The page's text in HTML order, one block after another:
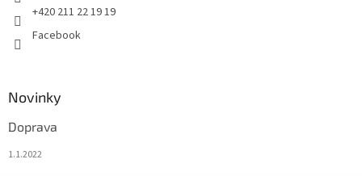
+420 211 22 19 19
Facebook
Novinky
Doprava
1.1.2022